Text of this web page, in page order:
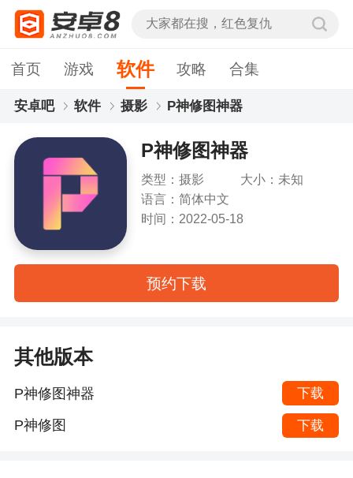
首页 游戏 软件 攻略 合集
安卓吧 软件 摄影 P神修图神器
P神修图神器
类型：摄影
大小：未知
语言：简体中文
时间：2022-05-18
预约下载
其他版本
P神修图神器 下载
P神修图 下载